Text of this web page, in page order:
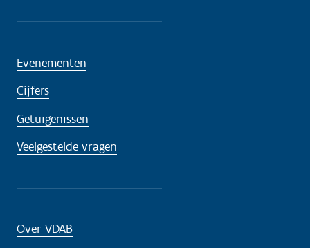
Evenementen
Cijfers
Getuigenissen
Veelgestelde vragen
Over VDAB